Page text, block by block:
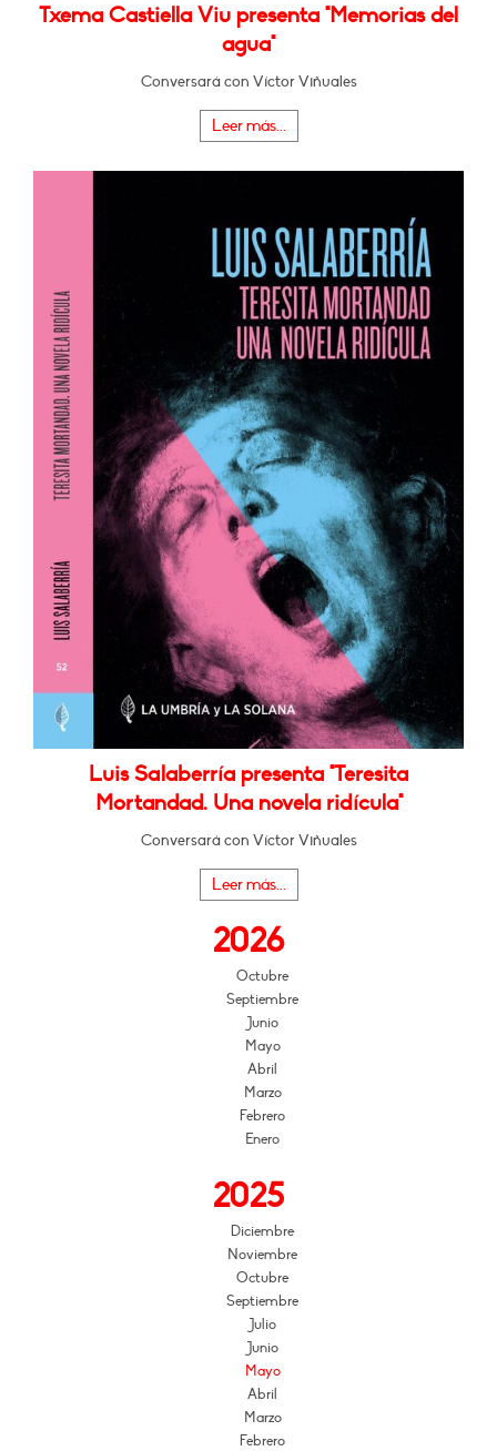
Txema Castiella Viu presenta "Memorias del
agua"
Conversará con Víctor Viñuales
Leer más...
Luis Salaberría presenta "Teresita
Mortandad. Una novela ridícula"
Conversará con Víctor Viñuales
Leer más...
2026
Octubre
Septiembre
Junio
Mayo
Abril
Marzo
Febrero
Enero
2025
Diciembre
Noviembre
Octubre
Septiembre
Julio
Junio
Mayo
Abril
Marzo
Febrero